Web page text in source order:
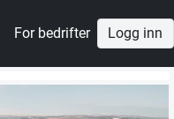
For bedrifter Logg inn